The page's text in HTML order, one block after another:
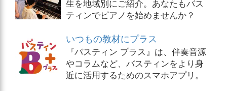
生を地域別にご紹介。あなたもバス
ティンでピアノを始めませんか？
いつもの教材にプラス
『バスティン プラス』は、伴奏音源
やコラムなど、バスティンをより身
近に活用するためのスマホアプリ。